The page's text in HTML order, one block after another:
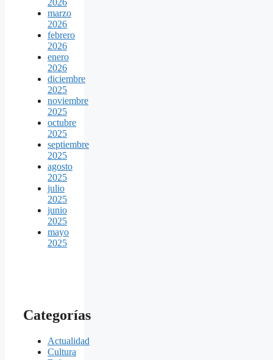
2026
marzo
2026
febrero
2026
enero
2026
diciembre
2025
noviembre
2025
octubre
2025
septiembre
2025
agosto
2025
julio
2025
junio
2025
mayo
2025
Categorías
Actualidad
Cultura